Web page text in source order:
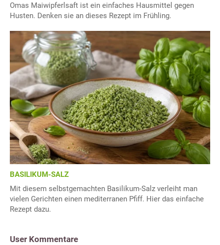
Omas Maiwipferlsaft ist ein einfaches Hausmittel gegen
Husten. Denken sie an dieses Rezept im Frühling.
BASILIKUM-SALZ
Mit diesem selbstgemachten Basilikum-Salz verleiht man
vielen Gerichten einen mediterranen Pfiff. Hier das einfache
Rezept dazu.
User Kommentare